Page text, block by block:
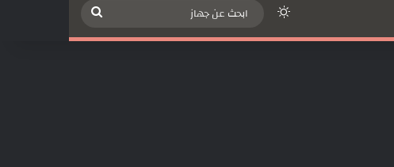
الوضع المظلم
ابحث
عن